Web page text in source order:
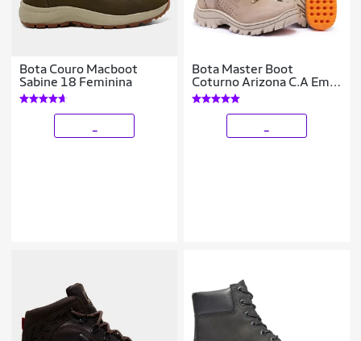
Bota Couro Macboot
Sabine 18 Feminina
Bota Master Boot
Coturno Arizona C.A Em
Couro Solado De Borracha
Feminina